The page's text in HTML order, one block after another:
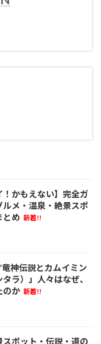
かもえない】完全ガ
メ・温泉・絶景スポ
とめ 新着!!
神伝説とカムイミン
ラ）」人々はなぜ、
のか 新着!!
スポット・伝説・道の